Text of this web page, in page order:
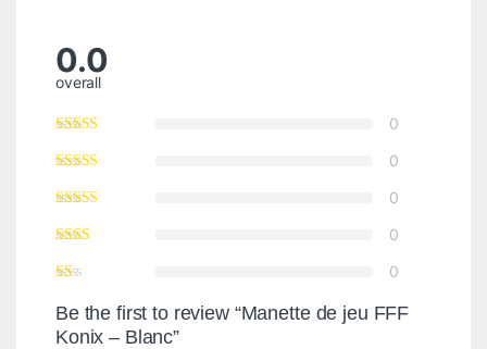
0.0
overall
0
0
0
0
0
Be the first to review “Manette de jeu FFF
Konix – Blanc”